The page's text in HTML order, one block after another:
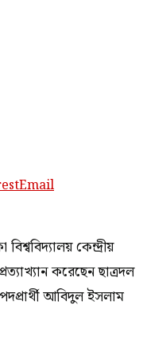
Email
কেন্দ্রীয়
করেছেন ছাত্রদল
আবিদুল ইসলাম